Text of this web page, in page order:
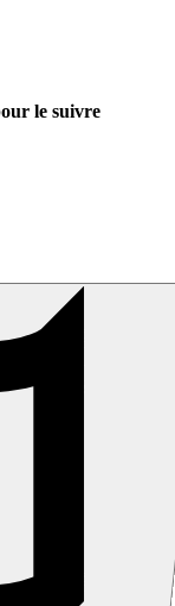
le suivre